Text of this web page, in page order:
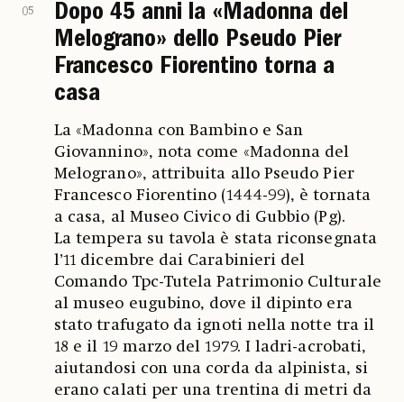
05
Dopo 45 anni la «Madonna del
Melograno» dello Pseudo Pier
Francesco Fiorentino torna a
casa
La «Madonna con Bambino e San
Giovannino», nota come «Madonna del
Melograno», attribuita allo Pseudo Pier
Francesco Fiorentino (1444-99), è tornata
a casa, al Museo Civico di Gubbio (Pg).
La tempera su tavola è stata riconsegnata
l’11 dicembre dai Carabinieri del
Comando Tpc-Tutela Patrimonio Culturale
al museo eugubino, dove il dipinto era
stato trafugato da ignoti nella notte tra il
18 e il 19 marzo del 1979. I ladri-acrobati,
aiutandosi con una corda da alpinista, si
erano calati per una trentina di metri da